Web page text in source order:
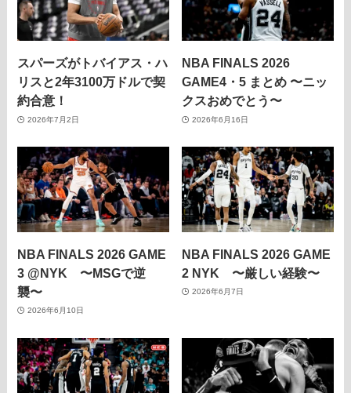
スパーズがトバイアス・ハ
リスと2年3100万ドルで契
約合意！
2026年7月2日
NBA FINALS 2026
GAME4・5 まとめ 〜ニッ
クスおめでとう〜
2026年6月16日
NBA FINALS 2026 GAME
3 @NYK 〜MSGで逆
襲〜
2026年6月10日
NBA FINALS 2026 GAME
2 NYK 〜厳しい経験〜
2026年6月7日